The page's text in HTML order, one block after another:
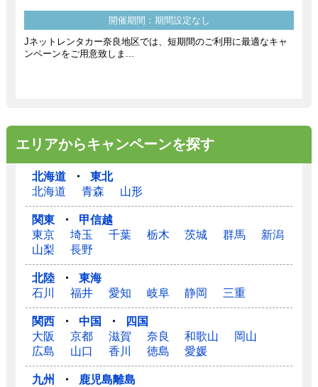
開催期間：期間設定なし
Jネットレンタカー奈良地区では、短期間のご利用に最適なキャ
ンペーンをご用意致しま...
エリアからキャンペーンを探す
北海道 ・
東北
北海道
青森 山形
関東 ・
甲信越
東京
埼玉 千葉 栃木 茨城 群馬
新潟
山梨
長野
北陸 ・
東海
石川
福井 愛知 岐阜 静岡 三重
関西 ・ 中国 ・
四国
大阪
京都 滋賀 奈良 和歌山
岡山
広島
山口 香川 徳島 愛媛
九州 ・
鹿児島離島